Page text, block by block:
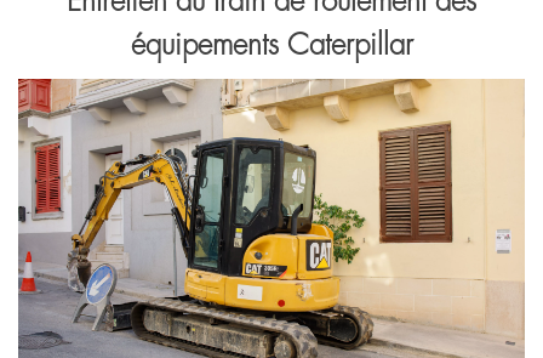
équipements Caterpillar